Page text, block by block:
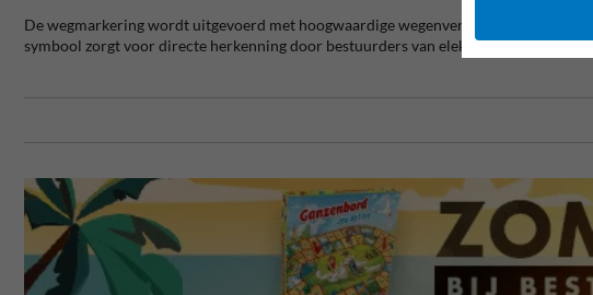
De wegmarkering wordt uitgevoerd met hoogwaardige wegenverf. Deze verf is
symbool zorgt voor directe herkenning door bestuurders van elektrische